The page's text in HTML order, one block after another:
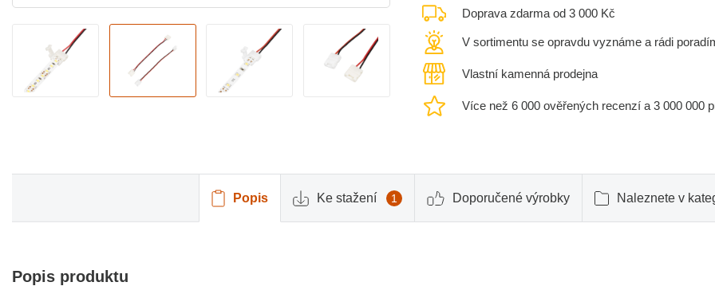
Doprava zdarma od 3 000 Kč
V sortimentu se opravdu vyznáme a rádi
Vlastní kamenná prodejna
Více než 6 000 ověřených recenzí a 3 000 000
Popis Ke stažení 1 Doporučené výrobky Naleznete v
Popis produktu